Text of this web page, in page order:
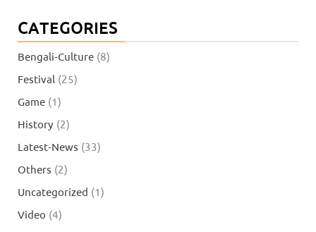
CATEGORIES
Bengali-Culture (8)
Festival (25)
Game (1)
History (2)
Latest-News (33)
Others (2)
Uncategorized (1)
Video (4)